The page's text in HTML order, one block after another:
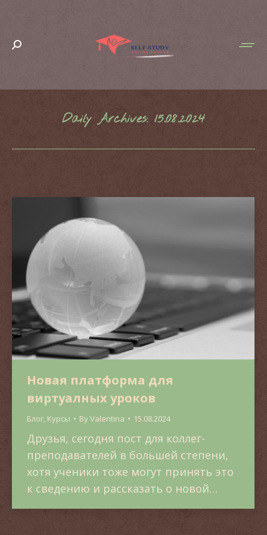
Search:
Daily Archives: 15.08.2024
Новая платформа для
виртуалных уроков
Блог, Курсы ByValentina 15.08.2024
Друзья, сегодня пост для коллег-
преподавателей в большей степени,
хотя ученики тоже могут принять это
к сведению и рассказать о новой…